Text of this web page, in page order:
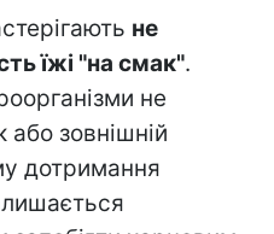
не
їжі "на смак".
не
зовнішній
дотримання